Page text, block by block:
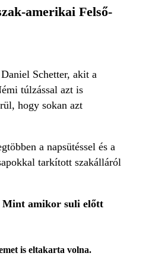
amerikai Felső-
Schetter, akit a
túlzással azt is
hogy sokan azt
a napsütéssel és a
tarkított szakálláról
Mint amikor suli előtt
is eltakarta volna.